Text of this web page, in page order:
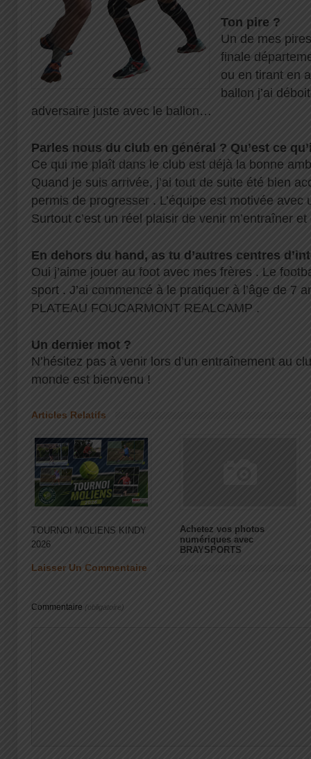
Ton pire ?
Un de mes
finale
ou en tirant en
ballon j’ai
adversaire juste avec le ballon…
Parles nous du club en général ? Qu’est ce
Ce qui me plaît dans le club est déjà la bonne
Quand je suis arrivée, j’ai tout de suite été bien
permis de progresser . L’équipe est motivée avec
Surtout c’est un réel plaisir de venir m’entraîner
En dehors du hand, as tu d’autres centres
Oui j’aime jouer au foot avec mes frères . Le
sport . J’ai commencé à le pratiquer à l’âge de 7
PLATEAU FOUCARMONT REALCAMP .
Un dernier mot ?
N’hésitez pas à venir lors d’un entraînement au
monde est bienvenu !
Articles Relatifs
TOURNOI MOLIENS KINDY
2026
Achetez vos photos
numériques avec
BRAYSPORTS
Laisser Un Commentaire
Commentaire (obligatoire)